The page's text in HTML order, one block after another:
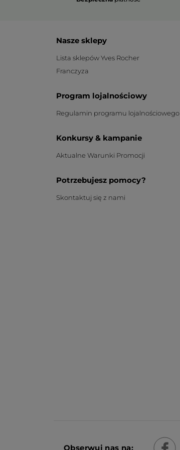
Nasze sklepy
Lista sklepów Yves Rocher
Franczyza
Program lojalnościowy
Regulamin programu lojalnościowego
Konkursy & kampanie
Aktualne Warunki Promocji
Potrzebujesz pomocy?
Skontaktuj się z nami
Obserwuj nas na: